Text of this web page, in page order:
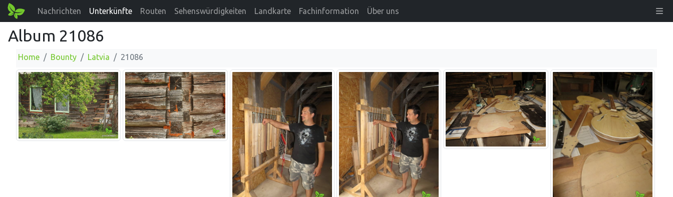
Nachrichten Unterkünfte Routen Sehenswürdigkeiten Landkarte Fachinformation Über uns
Album 21086
Home Bounty Latvia 21086